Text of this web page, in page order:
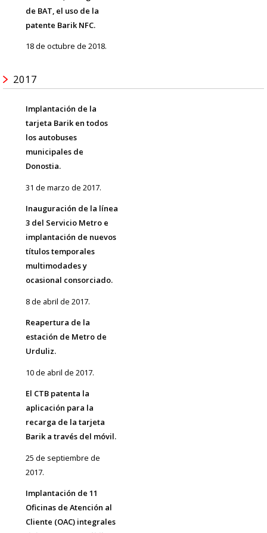
de BAT, el uso de la
patente Barik NFC.
18 de octubre de 2018.
2017
Implantación de la
tarjeta Barik en todos
los autobuses
municipales de
Donostia.
31 de marzo de 2017.
Inauguración de la línea
3 del Servicio Metro e
implantación de nuevos
títulos temporales
multimodades y
ocasional consorciado.
8 de abril de 2017.
Reapertura de la
estación de Metro de
Urduliz.
10 de abril de 2017.
El CTB patenta la
aplicación para la
recarga de la tarjeta
Barik a través del móvil.
25 de septiembre de
2017.
Implantación de 11
Oficinas de Atención al
Cliente (OAC) integrales